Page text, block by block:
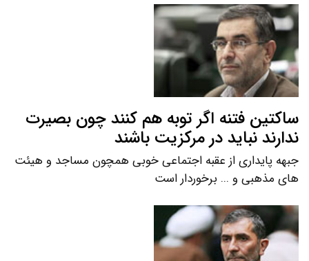
ساکتین فتنه اگر توبه هم کنند چون بصیرت
ندارند نباید در مرکزیت باشند
جبهه پایداری از عقبه اجتماعی خوبی همچون مساجد و هیئت
های مذهبی و ... برخوردار است